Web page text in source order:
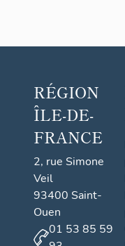
RÉGION
ÎLE-DE-
FRANCE
2, rue Simone
Veil
93400 Saint-
Ouen
01 53 85 59